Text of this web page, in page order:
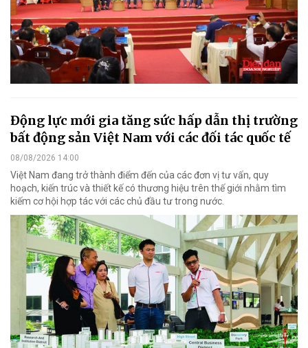
Động lực mới gia tăng sức hấp dẫn thị trường
bất động sản Việt Nam với các đối tác quốc tế
08/08/2026 14:00
Việt Nam đang trở thành điểm đến của các đơn vị tư vấn, quy
hoạch, kiến trúc và thiết kế có thương hiệu trên thế giới nhằm tìm
kiếm cơ hội hợp tác với các chủ đầu tư trong nước.